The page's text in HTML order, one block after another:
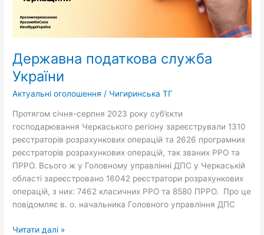
Державна податкова служба
України
Актуальні оголошення / Чигиринська ТГ
Протягом січня-серпня 2023 року суб’єкти
господарювання Черкаського регіону зареєстрували 1310
реєстраторів розрахункових операцій та 2626 програмних
реєстраторів розрахункових операцій, так званих РРО та
ПРРО. Всього ж у Головному управлінні ДПС у Черкаській
області зареєстровано 16042 реєстратори розрахункових
операцій, з них: 7462 класичних РРО та 8580 ПРРО. Про це
повідомляє в. о. начальника Головного управління ДПС
Читати далі »